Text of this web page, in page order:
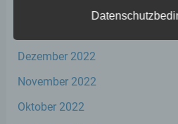
Dezember 2022
November 2022
Oktober 2022
Personenbezogene
oder identifizierbare